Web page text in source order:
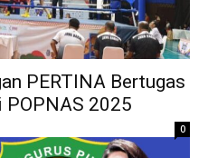
PERTINA Bertugas
2025
0